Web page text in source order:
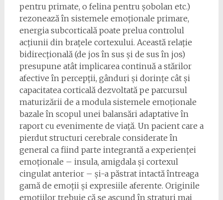
pentru primate, o felina pentru șobolan etc.)
rezonează în sistemele emoționale primare,
energia subcorticală poate prelua controlul
acțiunii din brațele cortexului. Această relație
bidirecțională (de jos în sus și de sus în jos)
presupune atât implicarea continuă a stărilor
afective în percepții, gânduri și dorințe cât și
capacitatea corticală dezvoltată pe parcursul
maturizării de a modula sistemele emoționale
bazale în scopul unei balansări adaptative în
raport cu evenimente de viață. Un pacient care a
pierdut structuri cerebrale considerate în
general ca fiind parte integrantă a experienței
emoționale – insula, amigdala și cortexul
cingulat anterior – și-a păstrat intactă întreaga
gamă de emoții și expresiile aferente. Originile
emoţiilor trebuie că se ascund în straturi mai